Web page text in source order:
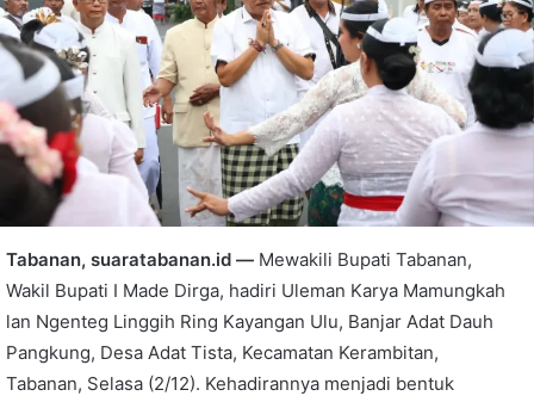
Tabanan, suaratabanan.id — Mewakili Bupati Tabanan,
Wakil Bupati I Made Dirga, hadiri Uleman Karya Mamungkah
lan Ngenteg Linggih Ring Kayangan Ulu, Banjar Adat Dauh
Pangkung, Desa Adat Tista, Kecamatan Kerambitan,
Tabanan, Selasa (2/12). Kehadirannya menjadi bentuk